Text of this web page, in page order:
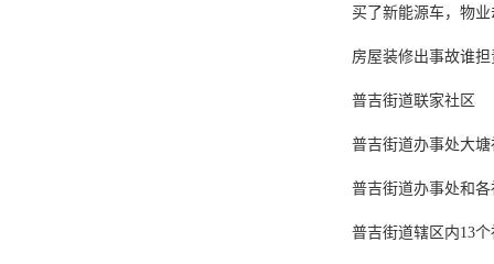
买了新能源车，物
房屋装修出事故谁担
普吉街道联家社区
普吉街道办事处大塘
普吉街道办事处和
普吉街道辖区内13